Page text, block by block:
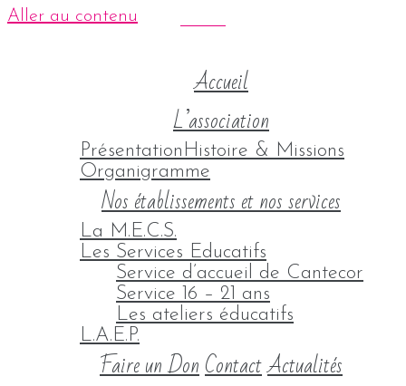
Aller au contenu
Accueil
L’association
Présentation Histoire & Missions
Organigramme
Nos établissements et nos services
La M.E.C.S.
Les Services Educatifs
Service d’accueil de Cantecor
Service 16 – 21 ans
Les ateliers éducatifs
L.A.E.P.
Faire un DonContactActualités